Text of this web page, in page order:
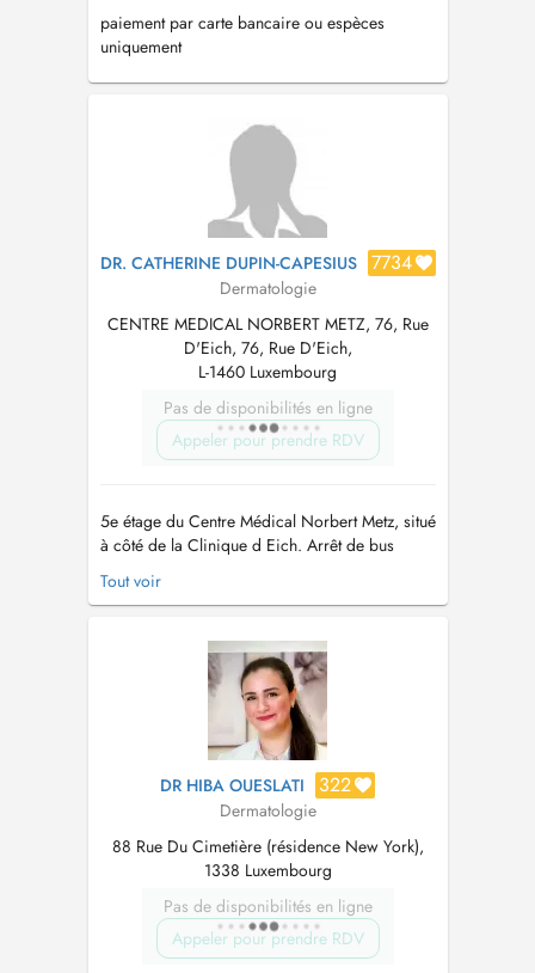
paiement par carte bancaire ou espèces
uniquement
DR. CATHERINE DUPIN-CAPESIUS 7734
Dermatologie
CENTRE MEDICAL NORBERT METZ, 76, Rue
D'Eich, 76, Rue D'Eich,
L-1460 Luxembourg
Pas de disponibilités en ligne
Appeler pour prendre RDV
5e étage du Centre Médical Norbert Metz, situé
à côté de la Clinique d Eich. Arrêt de bus
Clinique dEich (lignes 10 et 11), gare de
Dommeldange (ligne Luxembourg-Diekirch),
(paiement en espèces). Règlement: espèces ou
carte bancaire exclusivement Dr Dupin n...
Tout voir
DR HIBA OUESLATI 322
Dermatologie
88 Rue Du Cimetière (résidence New York),
1338 Luxembourg
Pas de disponibilités en ligne
Appeler pour prendre RDV